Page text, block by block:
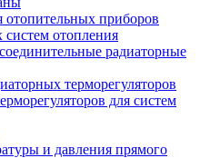
отопительных приборов
отопления
радиаторные
терморегуляторов
для систем
и давления прямого